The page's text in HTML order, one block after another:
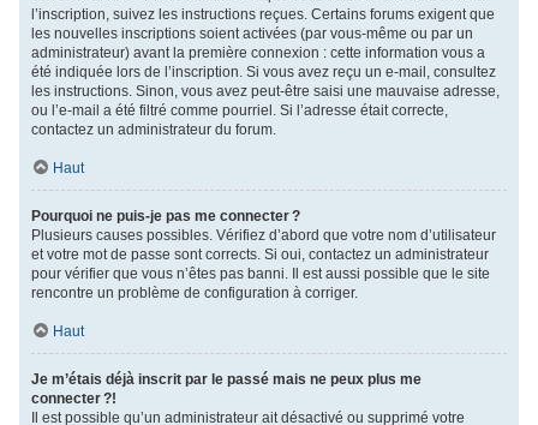
l’inscription, suivez les instructions reçues. Certains forums exigent que
les nouvelles inscriptions soient activées (par vous-même ou par un
administrateur) avant la première connexion : cette information vous a
été indiquée lors de l’inscription. Si vous avez reçu un e-mail, consultez
les instructions. Sinon, vous avez peut-être saisi une mauvaise adresse,
ou l’e-mail a été filtré comme pourriel. Si l’adresse était correcte,
contactez un administrateur du forum.
Haut
Pourquoi ne puis-je pas me connecter ?
Plusieurs causes possibles. Vérifiez d’abord que votre nom d’utilisateur
et votre mot de passe sont corrects. Si oui, contactez un administrateur
pour vérifier que vous n’êtes pas banni. Il est aussi possible que le site
rencontre un problème de configuration à corriger.
Haut
Je m’étais déjà inscrit par le passé mais ne peux plus me
connecter ?!
Il est possible qu’un administrateur ait désactivé ou supprimé votre